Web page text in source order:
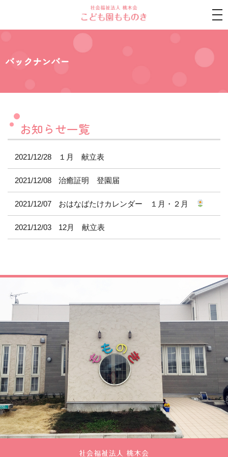
バックナンバー
お知らせ一覧
2021/12/28 １月 献立表
2021/12/08 治癒証明 登園届
2021/12/07 おはなばたけカレンダー １月・２月
2021/12/03 12月 献立表